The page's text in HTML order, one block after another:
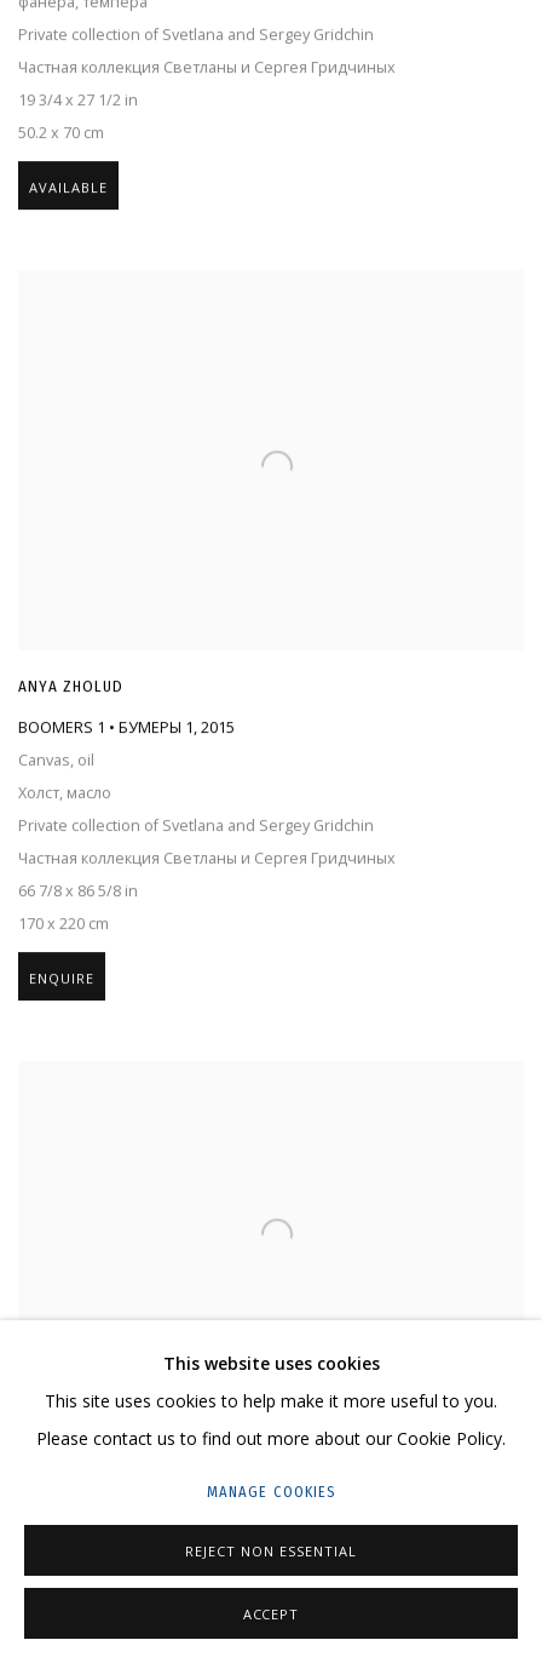
Private collection of Svetlana and Sergey Gridchin
Частная коллекция Светланы и Сергея Гридчиных
19 3/4 x 27 1/2 in
50.2 x 70 cm
AVAILABLE
ANYA ZHOLUD
BOOMERS 1 • БУМЕРЫ 1,2015
Canvas, oil
Холст, масло
Private collection of Svetlana and Sergey Gridchin
Частная коллекция Светланы и Сергея Гридчиных
66 7/8 x 86 5/8 in
170 x 220 cm
ENQUIRE
ANYA ZHOLUD
Private collection of Svetlana and Sergey Gridchin
Частная коллекция Светланы и Сергея Гридчиных
76 3/4 x 114 1/8 in
This website uses cookies
This site uses cookies to help make it more useful to you.
Please contact us to find out more about our Cookie Policy.
MANAGE COOKIES
REJECT NON ESSENTIAL
ACCEPT